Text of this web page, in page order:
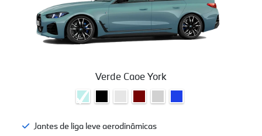
Verde Caoe York
Jantes de liga leve aerodinâmicas